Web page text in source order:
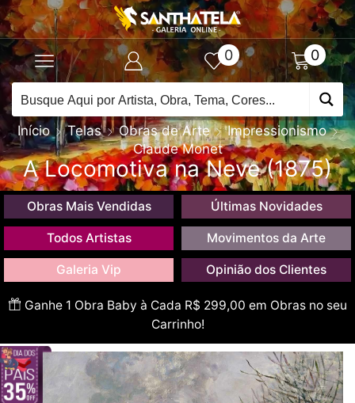
0 0
Início Telas Obras de Arte
Impressionismo
Claude Monet
A Locomotiva na Neve (1875)
Obras Mais Vendidas Últimas Novidades
Todos Artistas Movimentos da Arte
Galeria Vip Opinião dos Clientes
Ganhe 1 Obra Baby à Cada R$ 299,00 em Obras no seu
Carrinho!